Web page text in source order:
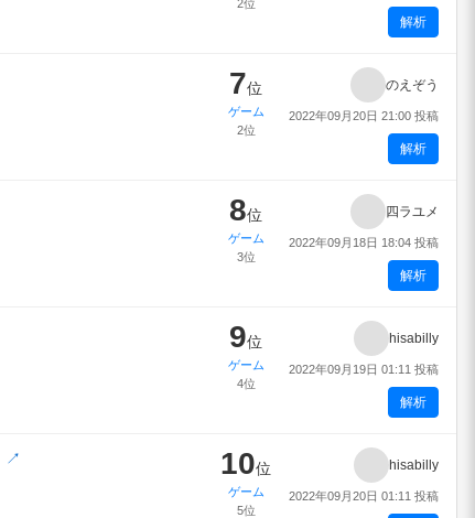
2位
解析
7位
ゲーム
2位
のえぞう
2022年09月20日 21:00 投稿
解析
8位
ゲーム
3位
四ラユメ
2022年09月18日 18:04 投稿
解析
9位
ゲーム
4位
hisabilly
2022年09月19日 01:11 投稿
解析
↗ 10位
ゲーム
5位
hisabilly
2022年09月20日 01:11 投稿